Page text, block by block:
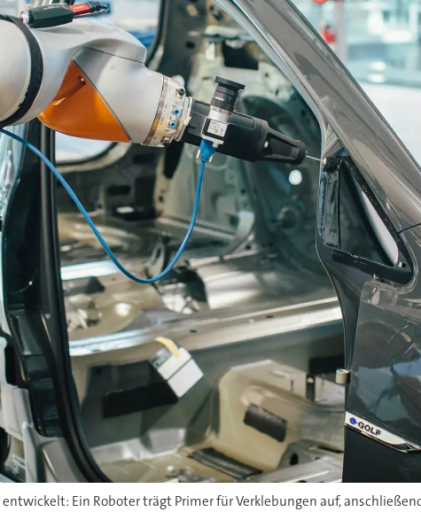
Ein Roboter trägt Primer für Verklebungen auf,